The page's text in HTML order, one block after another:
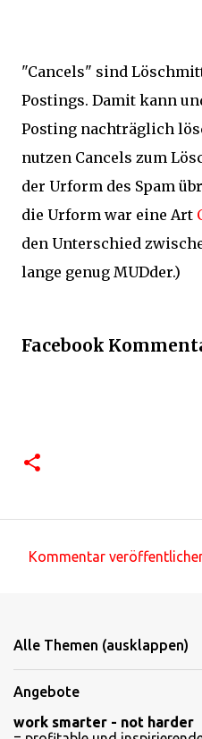
"Cancels" sind
Postings. Damit kann
Posting nachträglich
nutzen Cancels zum
der Urform des Spam
die Urform war eine Art
den Unterschied
lange genug MUDder.)
Facebook
m
n
t
Kommentar
Alle Themen (ausklappen)
Angebote
work smarter - not harder